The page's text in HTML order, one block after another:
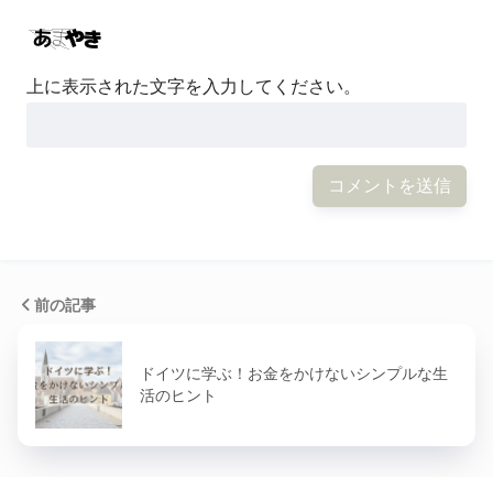
上に表示された文字を入力してください。
前の記事
ドイツに学ぶ！お金をかけないシンプルな生
活のヒント